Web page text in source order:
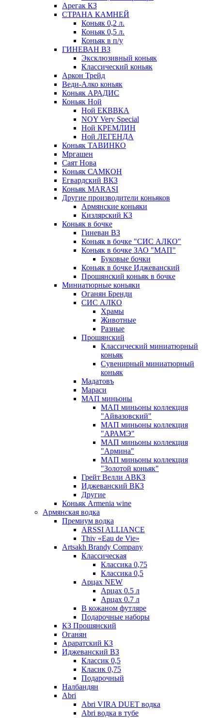
Арегак КЗ
СТРАНА КАМНЕЙ
Коньяк 0,2 л.
Коньяк 0,5 л.
Коньяк в п/у
ГИНЕВАН ВЗ
Эксклюзивный коньяк
Классический коньяк
Аркон Трейд
Веди-Алко коньяк
Коньяк АРАДИС
Коньяк Ной
Ной ЕКВВКА
NOY Very Special
Ной КРЕМЛИН
Ной ЛЕГЕНДА
Коньяк ТАВИНКО
Мргашен
Саят Нова
Коньяк САМКОН
Егвардский ВКЗ
Коньяк MARASI
Другие производители коньяков
Армянские коньяки
Кизлярский КЗ
Коньяк в бочке
Гиневан ВЗ
Коньяк в бочке "СИС АЛКО"
Коньяк в бочке ЗАО "МАП"
Буковые бочки
Коньяк в бочке Иджеванский
Прошянский коньяк в бочке
Миниатюрные коньяки
Оганян Бренди
СИС АЛКО
Храмы
Животные
Разные
Прошянский
Классический миниатюрный
коньяк
Сувенирный миниатюрный
коньяк
Мадатовъ
Мараси
МАП миньоны
МАП миньоны коллекция
"Айвазовский"
МАП миньоны коллекция
"АРАМЭ"
МАП миньоны коллекция
"Армина"
МАП миньоны коллекция
"Золотой коньяк"
Грейт Велли АВКЗ
Иджеванский ВКЗ
Другие
Коньяк Armenia wine
Армянская водка
Премиум водка
ARSSI ALLIANCE
Thiv «Eau de Vie»
Artsakh Brandy Company
Классическая
Классика 0,75
Классика 0,5
Арцах NEW
Арцах 0.5 л
Арцах 0.7 л
В кожаном футляре
Подарочные наборы
КЗ Прошянский
Оганян
Араратский КЗ
Иджеванский ВЗ
Классик 0,5
Класик 0,75
Подарочный
Налбандян
Abri
Abri VIRA DUET водка
Abri водка в тубе